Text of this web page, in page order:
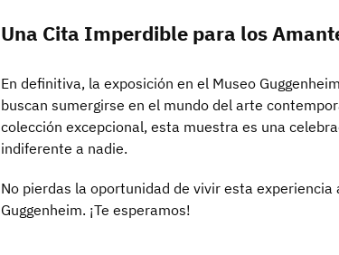
Una Cita Imperdible para los
En definitiva, la exposición en el Museo
buscan sumergirse en el mundo del arte
colección excepcional, esta muestra es una
indiferente a nadie.
No pierdas la oportunidad de vivir esta
Guggenheim. ¡Te esperamos!